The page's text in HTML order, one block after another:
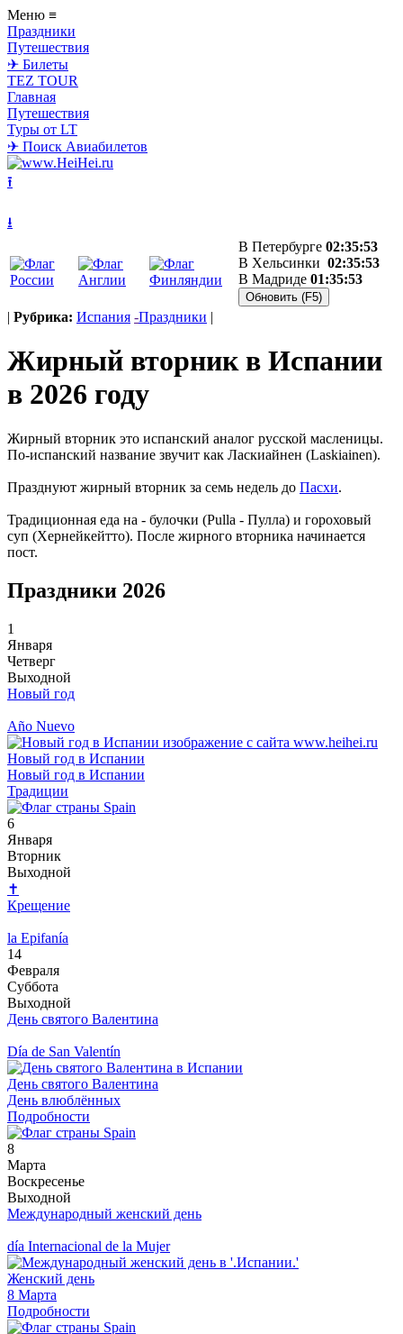
Меню ≡
Праздники
Путешествия
✈ Билеты
TEZ TOUR
Главная
Путешествия
Туры от LT
✈ Поиск Авиабилетов
⭱
⭳
В Петербурге 02:35:53
В Хельсинки 02:35:53
В Мадриде 01:35:53
| Рубрика: Испания -Праздники |
Жирный вторник в Испании
в 2026 году
Жирный вторник это испанский аналог русской масленицы.
По-испанский название звучит как Ласкиайнен (Laskiainen).
Празднуют жирный вторник за семь недель до Пасхи.
Традиционная еда на - булочки (Pulla - Пулла) и гороховый
суп (Хернейкейтто). После жирного вторника начинается
пост.
Праздники 2026
1
Января
Четверг
Выходной
Новый год
Año Nuevo
Новый год в Испании
Новый год в Испании
Традиции
6
Января
Вторник
Выходной
✝
Крещение
la Epifanía
14
Февраля
Суббота
Выходной
День святого Валентина
Día de San Valentín
День святого Валентина
День влюблённых
Подробности
8
Марта
Воскресенье
Выходной
Международный женский день
día Internacional de la Mujer
Женский день
8 Марта
Подробности